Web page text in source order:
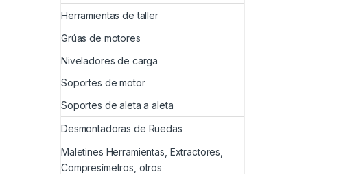
Herramientas de taller
Grúas de motores
Niveladores de carga
Soportes de motor
Soportes de aleta a aleta
Desmontadoras de Ruedas
Maletines Herramientas, Extractores,
Compresímetros, otros